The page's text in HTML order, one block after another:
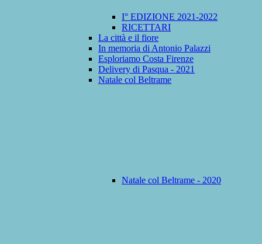
I° EDIZIONE 2021-2022
RICETTARI
La città e il fiore
In memoria di Antonio Palazzi
Esploriamo Costa Firenze
Delivery di Pasqua - 2021
Natale col Beltrame
Natale col Beltrame - 2020